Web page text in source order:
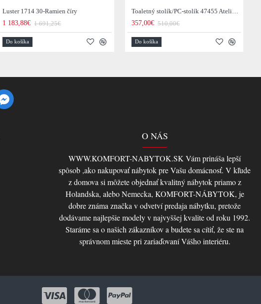
Luster 1714 30-Ramien číry
1 183,88€ 1 691,25€
Do košíka
Toaletný stolík/PC-stolík 47455 Atelier 120cm Natural Dub Dyha
357,00€ 510,00€
Do košíka
O NÁS
WWW.KOMFORT-NABYTOK.SK Vám prináša lepší
spôsob ,ako nakupovať nábytok pre Vašu domácnosť. V kľude
z domova si môžete objednať kvalitný nábytok priamo z
Holandska, alebo Nemecka, KOMFORT-NÁBYTOK, je
dobre známa značka v odvetví predaja nábytku, pretože
dodávame najlepšie modely v najvyššej kvalite od roku 1992.
Staráme sa o našich zákazníkov a budete sa cítiť, že ste na
správnom mieste pri zariaďovaní Vášho interiéru.